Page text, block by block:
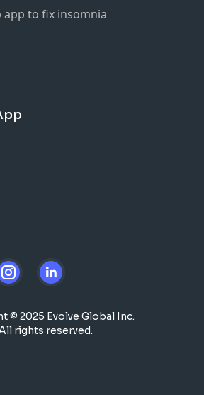
app to fix insomnia
© 2025 Evolve Global Inc.
rights reserved.